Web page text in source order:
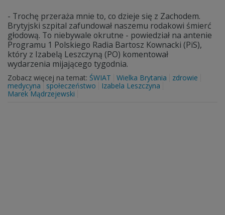
- Trochę przeraża mnie to, co dzieje się z Zachodem.
Brytyjski szpital zafundował naszemu rodakowi śmierć
głodową. To niebywale okrutne - powiedział na antenie
Programu 1 Polskiego Radia Bartosz Kownacki (PiS),
który z Izabelą Leszczyną (PO) komentował
wydarzenia mijającego tygodnia.
Zobacz więcej na temat: ŚWIAT Wielka Brytania
zdrowie
medycyna
społeczeństwo
Izabela Leszczyna
Marek Mądrzejewski